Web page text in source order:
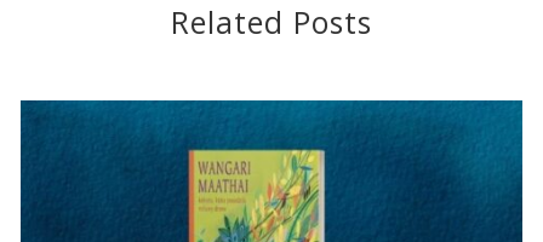
Related Posts